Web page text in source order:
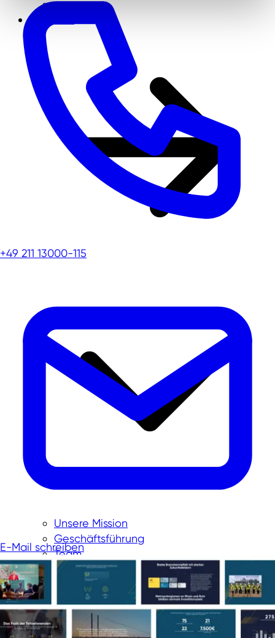
Über uns
Unsere Mission
Geschäftsführung
Team
Auslandsbüros
Gesellschafter und Aufsichtsrat
Fachbeirat
Partnernetzwerk in NRW
Zusammenarbeit mit
+49 211 13000-115
E-Mail schreiben